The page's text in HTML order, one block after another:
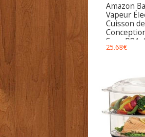
Amazon
Vapeur
Cuisson
Sans BPA,
25.68€